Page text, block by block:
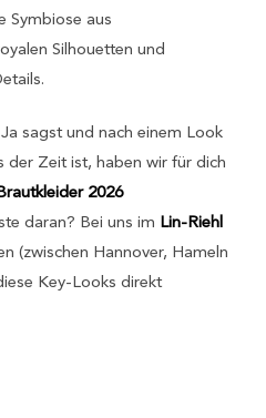
Symbiose aus
Silhouetten und
sagst und nach einem Look
der Zeit ist, haben wir für dich
2026
daran? Bei uns im Lin-Riehl
(zwischen Hannover, Hameln
Key-Looks direkt